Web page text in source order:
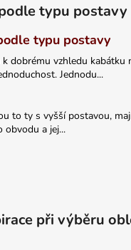
typu postavy
typu postavy
dobrému vzhledu kabátku
Jednodu...
to ty s vyšší postavou,
obvodu a jej...
při výběru